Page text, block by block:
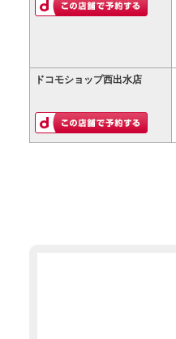
ドコモショップ西出水店